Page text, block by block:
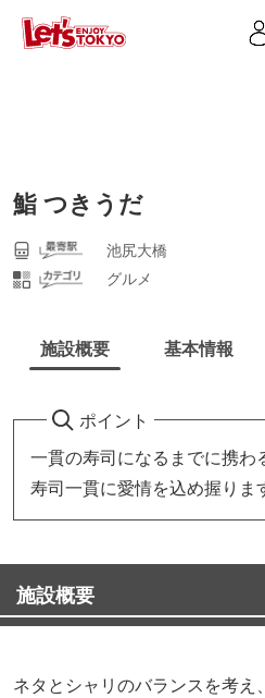
鮨 つきうだ
池尻大橋
グルメ
施設概要 基本情報
ポイント
一貫の寿司になるまでに携わ
寿司一貫に愛情を込め握りま
施設概要
ネタとシャリのバランスを考